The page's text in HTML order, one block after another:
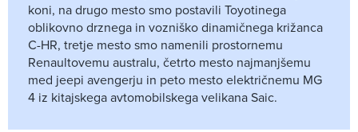
koni, na drugo mesto smo postavili Toyotinega
oblikovno drznega in vozniško dinamičnega križanca
C-HR, tretje mesto smo namenili prostornemu
Renaultovemu australu, četrto mesto najmanjšemu
med jeepi avengerju in peto mesto električnemu MG
4 iz kitajskega avtomobilskega velikana Saic.